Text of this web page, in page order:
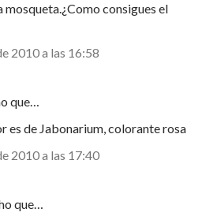
mosqueta.¿Como consigues el
2010 a las 16:58
que…
es de Jabonarium, colorante rosa
2010 a las 17:40
que…